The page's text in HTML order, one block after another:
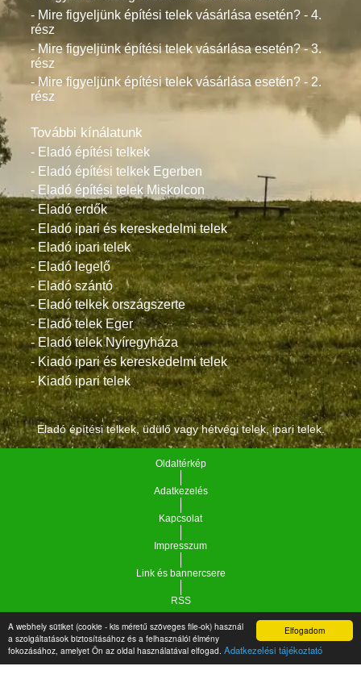
Elfogadom
A webhely sütiket (cookie - kis méretű szöveges file-ok) használ
a szolgáltatások biztosításához és a felhasználói élmény
fokozásához, amelyet Ön az oldal használatával elfogad. Adatkezelési tájékoztató
- Mire figyeljünk építési telek vásárlása esetén? - 4.
rész
- Mire figyeljünk építési telek vásárlása esetén? - 3.
rész
- Mire figyeljünk építési telek vásárlása esetén? - 2.
rész
További kínálatunk
- Eladó építési telkek
- Eladó építési telkek Egerben
- Eladó építési telek Miskolcon
- Eladó erdők
- Eladó ipari és kereskedelmi telek
- Eladó ipari telek
- Eladó legelő
- Eladó szántó
- Eladó telkek országszerte
- Eladó telek Eger
- Eladó telek Nyíregyháza
- Kiadó ipari és kereskedelmi telek
- Kiadó ipari telek
Eladó építési telkek, üdülő vagy hétvégi telek, ipari telek.
Oldaltérkép
Adatkezelés
Kapcsolat
Impresszum
Link és bannercsere
RSS
Copyright © 2021.Vár-Köz Kft. - Ingatlan nyilvántartó, ügyviteli és
adminisztrációs szoftver